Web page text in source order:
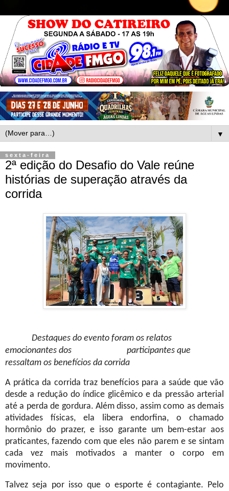
▼
sexta-feira
2ª edição do Desafio do Vale reúne
histórias de superação através da
corrida
Destaques do evento foram os relatos
emocionantes dos participantes que
ressaltam os benefícios da corrida
A prática da corrida traz benefícios para a saúde que vão
desde a redução do índice glicêmico e da pressão arterial
até a perda de gordura. Além disso, assim como as demais
atividades físicas, ela libera endorfina, o chamado
hormônio do prazer, e isso garante um bem-estar aos
praticantes, fazendo com que eles não parem e se sintam
cada vez mais motivados a manter o corpo em
movimento.
Talvez seja por isso que o esporte é contagiante. Pelo